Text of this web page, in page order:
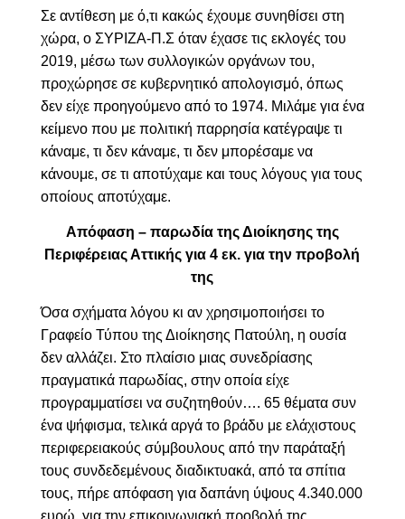
Σε αντίθεση με ό,τι κακώς έχουμε συνηθίσει στη
χώρα, ο ΣΥΡΙΖΑ-Π.Σ όταν έχασε τις εκλογές του
2019, μέσω των συλλογικών οργάνων του,
προχώρησε σε κυβερνητικό απολογισμό, όπως
δεν είχε προηγούμενο από το 1974. Μιλάμε για ένα
κείμενο που με πολιτική παρρησία κατέγραψε τι
κάναμε, τι δεν κάναμε, τι δεν μπορέσαμε να
κάνουμε, σε τι αποτύχαμε και τους λόγους για τους
οποίους αποτύχαμε.
Απόφαση – παρωδία της Διοίκησης της
Περιφέρειας Αττικής για 4 εκ. για την προβολή
της
Όσα σχήματα λόγου κι αν χρησιμοποιήσει το
Γραφείο Τύπου της Διοίκησης Πατούλη, η ουσία
δεν αλλάζει. Στο πλαίσιο μιας συνεδρίασης
πραγματικά παρωδίας, στην οποία είχε
προγραμματίσει να συζητηθούν…. 65 θέματα συν
ένα ψήφισμα, τελικά αργά το βράδυ με ελάχιστους
περιφερειακούς σύμβουλους από την παράταξή
τους συνδεδεμένους διαδικτυακά, από τα σπίτια
τους, πήρε απόφαση για δαπάνη ύψους 4.340.000
ευρώ, για την επικοινωνιακή προβολή της